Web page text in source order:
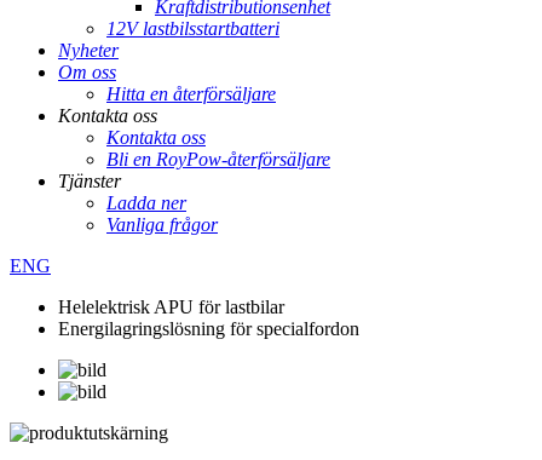
Kraftdistributionsenhet
12V lastbilsstartbatteri
Nyheter
Om oss
Hitta en återförsäljare
Kontakta oss
Kontakta oss
Bli en RoyPow-återförsäljare
Tjänster
Ladda ner
Vanliga frågor
ENG
Helelektrisk APU för lastbilar
Energilagringslösning för specialfordon